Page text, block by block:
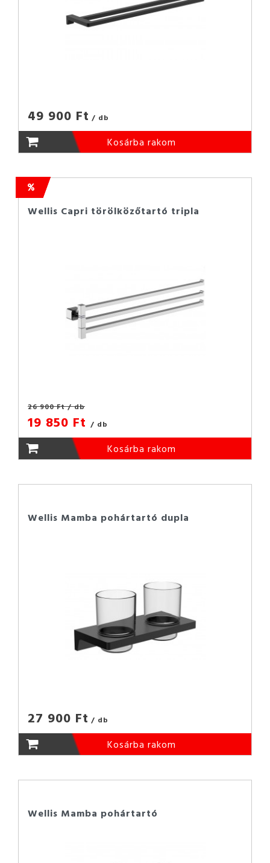
49 900 Ft / db
Kosárba rakom
Wellis Capri törölközőtartó tripla
26 900 Ft/ db
19 850 Ft / db
Kosárba rakom
Wellis Mamba pohártartó dupla
27 900 Ft / db
Kosárba rakom
Wellis Mamba pohártartó